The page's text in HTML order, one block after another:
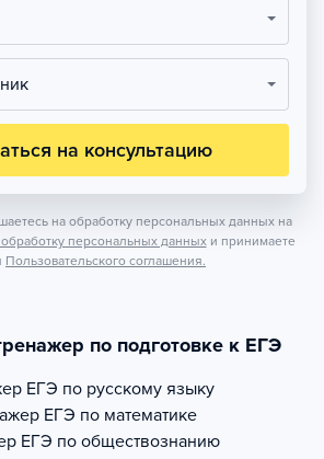
на консультацию
на обработку персональных данных на
персональных данных и принимаете
Пользовательского соглашения.
по подготовке к ЕГЭ
ЕГЭ по русскому языку
ЕГЭ по математике
ЕГЭ по обществознанию